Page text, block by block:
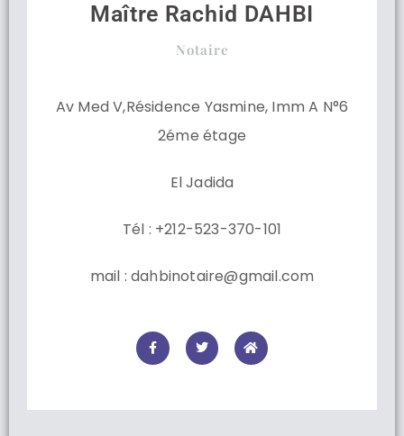
Maître Rachid DAHBI
Notaire
Av Med V,Résidence Yasmine, Imm A N°6
2éme étage
El Jadida
Tél : +212-523-370-101
mail : dahbinotaire@gmail.com